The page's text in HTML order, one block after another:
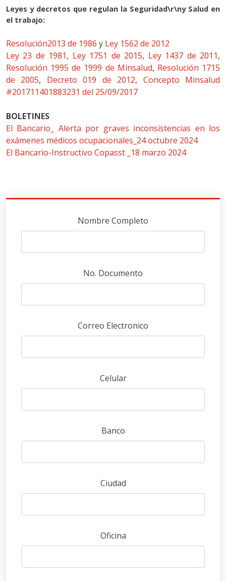
Leyes y decretos que regulan la Seguridad\r\ny Salud en
el trabajo:
Resolución2013 de 1986 y Ley 1562 de 2012
Ley 23 de 1981, Ley 1751 de 2015, Ley 1437 de 2011,
Resolución 1995 de 1999 de Minsalud, Resolución 1715
de 2005, Decreto 019 de 2012, Concepto Minsalud
#201711401883231 del 25/09/2017
BOLETINES
El Bancario_ Alerta por graves inconsistencias en los
exámenes médicos ocupacionales_24 octubre 2024
El Bancario-Instructivo Copasst _18 marzo 2024
Nombre Completo
No. Documento
Correo Electronico
Celular
Banco
Ciudad
Oficina